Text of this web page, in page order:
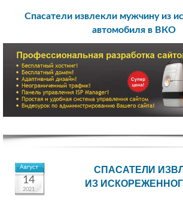
Спасатели извлекли мужчину из
автомобиля в ВКО
Август
14
2021
СПАСАТЕЛИ
ИЗ